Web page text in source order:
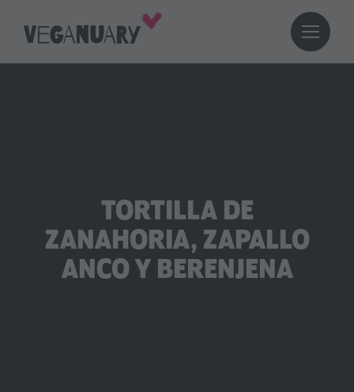
TORTILLA DE
ZANAHORIA, ZAPALLO
ANCO Y BERENJENA